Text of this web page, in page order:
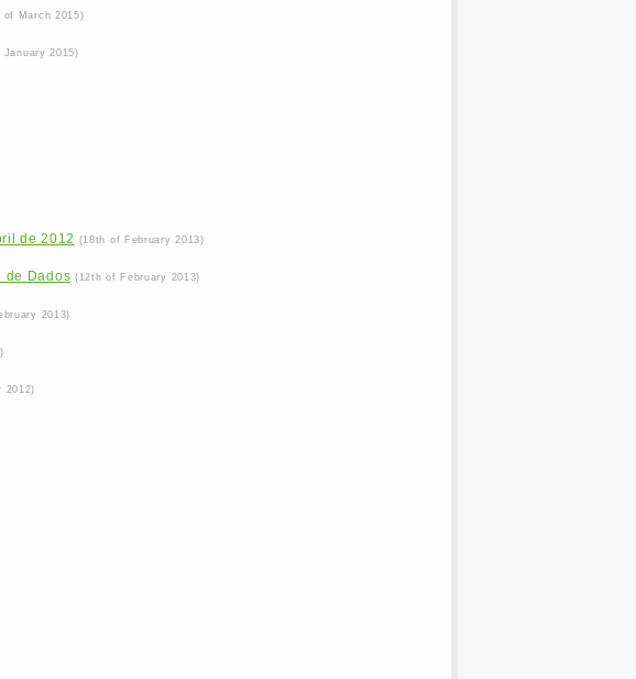
of March 2015)
January 2015)
de 2012 (18th of February 2013)
de Dados (12th of February 2013)
2013)
2012)